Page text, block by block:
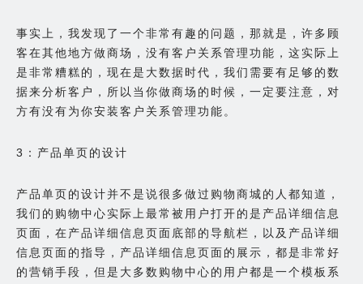
事实上，我发现了一个非常有趣的问题，那就是，许多顾
客在其他地方做商场，没有客户关系管理功能，这实际上
是非常糟糕的，现在是大数据时代，我们需要有足够的数
据来分析客户，所以当你做商场的时候，一定要注意，对
方有没有为你安装客户关系管理功能。
3：产品单页的设计
产品单页的设计并不是说很多做过购物商城的人都知道，
我们的购物中心实际上最常被用户打开的是产品详细信息
页面，在产品详细信息页面底部的导航栏，以及产品详细
信息页面的指导，产品详细信息页面的展示，都是非常好
的营销手段，但是大多数购物中心的用户都是一个模板系